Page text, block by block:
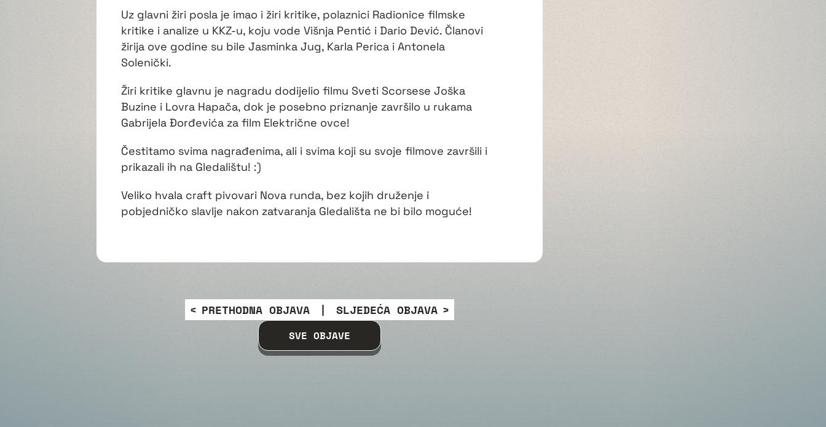
Uz glavni žiri posla je imao i žiri kritike, polaznici Radionice filmske
kritike i analize u KKZ-u, koju vode Višnja Pentić i Dario Dević. Članovi
žirija ove godine su bile Jasminka Jug, Karla Perica i Antonela
Solenički.
Žiri kritike glavnu je nagradu dodijelio filmu Sveti Scorsese Joška
Buzine i Lovra Hapača, dok je posebno priznanje završilo u rukama
Gabrijela Đorđevića za film Električne ovce!
Čestitamo svima nagrađenima, ali i svima koji su svoje filmove završili i
prikazali ih na Gledalištu! :)
Veliko hvala craft pivovari Nova runda, bez kojih druženje i
pobjedničko slavlje nakon zatvaranja Gledališta ne bi bilo moguće!
PRETHODNA OBJAVA | SLJEDEĆA OBJAVA
SVE OBJAVE